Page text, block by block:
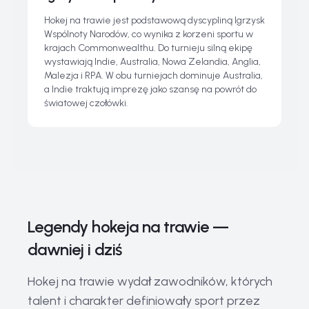
Hokej na trawie jest podstawową dyscypliną Igrzysk
Wspólnoty Narodów, co wynika z korzeni sportu w
krajach Commonwealthu. Do turnieju silną ekipę
wystawiają Indie, Australia, Nowa Zelandia, Anglia,
Malezja i RPA. W obu turniejach dominuje Australia,
a Indie traktują imprezę jako szansę na powrót do
światowej czołówki.
Legendy hokeja na trawie —
dawniej i dziś
Hokej na trawie wydał zawodników, których
talent i charakter definiowały sport przez